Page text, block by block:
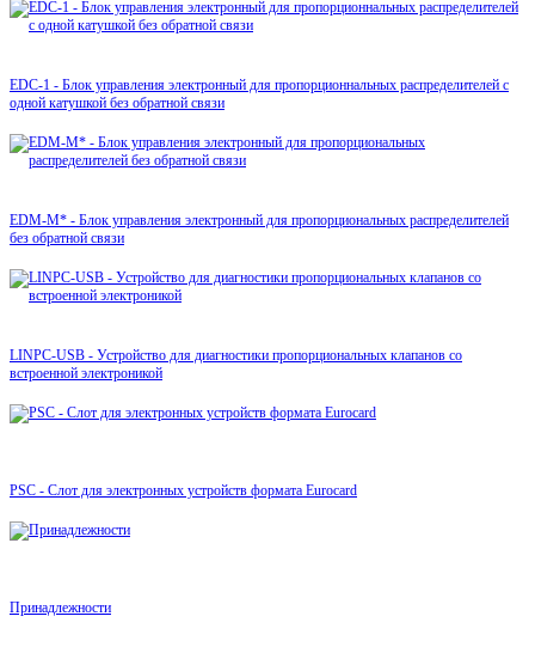
EDC-1 - Блок управления электронный для пропорционнальных распределителей с
одной катушкой без обратной связи
EDM-M* - Блок управления электронный для пропорциональных распределителей
без обратной связи
LINPC-USB - Устройство для диагностики пропорциональных клапанов со
встроенной электроникой
PSC - Слот для электронных устройств формата Eurocard
Принадлежности